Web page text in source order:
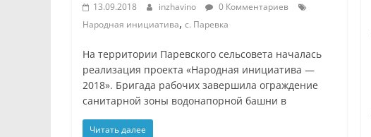
13.09.2018 inzhavino
0 Комментариев
Народная инициатива, с. Паревка
На территории Паревского сельсовета началась
реализация проекта «Народная инициатива —
2018». Бригада рабочих завершила ограждение
санитарной зоны водонапорной башни в
Читать далее